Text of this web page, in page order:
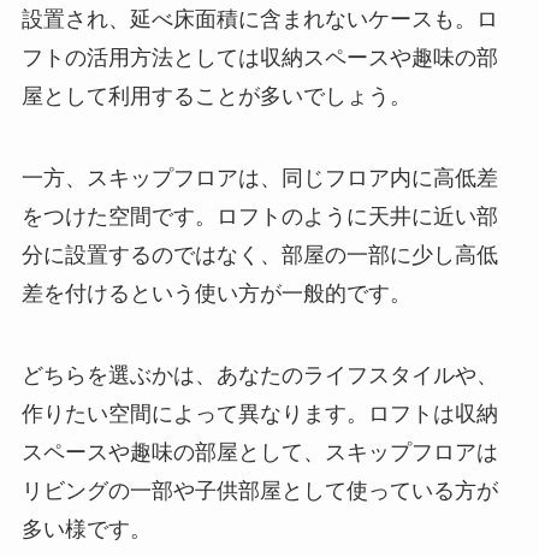
設置され、延べ床面積に含まれないケースも。ロ
フトの活用方法としては収納スペースや趣味の部
屋として利用することが多いでしょう。
一方、スキップフロアは、同じフロア内に高低差
をつけた空間です。ロフトのように天井に近い部
分に設置するのではなく、部屋の一部に少し高低
差を付けるという使い方が一般的です。
どちらを選ぶかは、あなたのライフスタイルや、
作りたい空間によって異なります。ロフトは収納
スペースや趣味の部屋として、スキップフロアは
リビングの一部や子供部屋として使っている方が
多い様です。